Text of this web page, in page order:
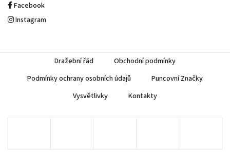
Facebook
Instagram
Dražební řád
Obchodní podmínky
Podmínky ochrany osobních údajů
Puncovní Značky
Vysvětlivky
Kontakty